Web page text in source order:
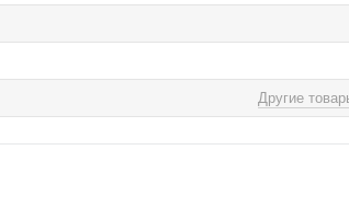
Другие